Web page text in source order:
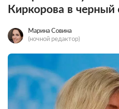
Киркорова в черный
Марина Совина
(ночной редактор)